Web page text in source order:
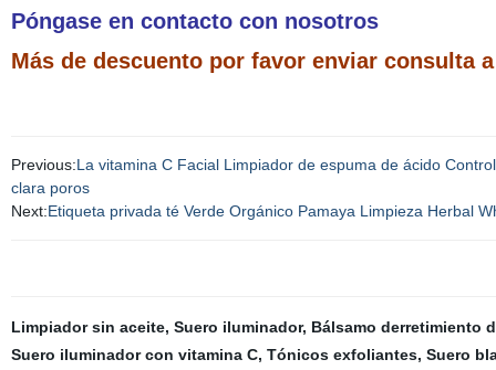
Póngase en contacto con nosotros
Más de descuento por favor enviar consulta
Previous:La vitamina C Facial Limpiador de espuma de ácido
clara poros
Next:Etiqueta privada té Verde Orgánico Pamaya Limpieza Herbal
Limpiador sin aceite, Suero iluminador, Bálsamo derretimiento
Suero iluminador con vitamina C, Tónicos exfoliantes, Suero